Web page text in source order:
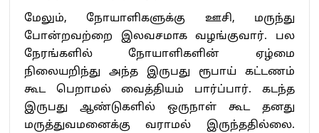
மேலும், நோயாளிகளுக்கு ஊசி, மருந்து
போன்றவற்றை இலவசமாக வழங்குவார். பல
நேரங்களில் நோயாளிகளின் ஏழ்மை
நிலையறிந்து அந்த இருபது ரூபாய் கட்டணம்
கூட பெறாமல் வைத்தியம் பார்ப்பார். கடந்த
இருபது ஆண்டுகளில் ஒருநாள் கூட தனது
மருத்துவமனைக்கு வராமல் இருந்ததில்லை.